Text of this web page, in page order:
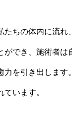
ちの体内に流れ
でき、施術者
を引き出しま
います。